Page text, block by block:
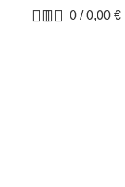
0 / 0,00 €